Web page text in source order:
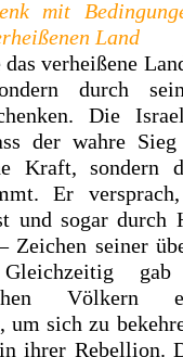
mit
Land
verheißene
durch
Die
der wahre
Kraft, sondern
Er
und sogar durch
Zeichen seiner
Gleichzeitig
Völkern
um sich zu
ihrer Rebellion.